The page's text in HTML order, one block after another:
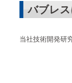
バブレ
当社技術開発研